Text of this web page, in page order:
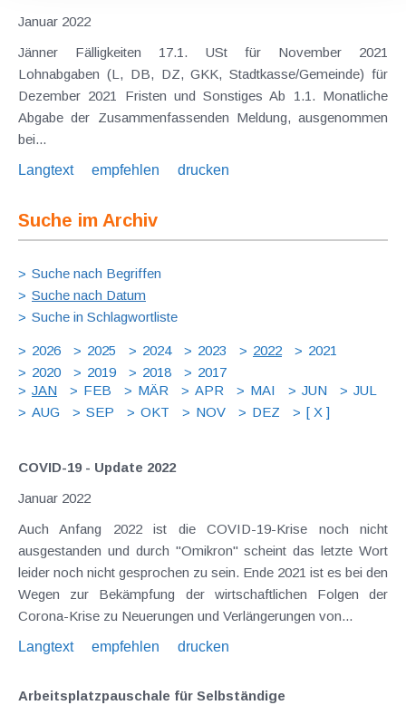
Januar 2022
Jänner Fälligkeiten 17.1. USt für November 2021
Lohnabgaben (L, DB, DZ, GKK, Stadtkasse/Gemeinde) für
Dezember 2021 Fristen und Sonstiges Ab 1.1. Monatliche
Abgabe der Zusammenfassenden Meldung, ausgenommen
bei...
Langtext
empfehlen drucken
Suche im Archiv
Suche nach Begriffen
Suche nach Datum
Suche in Schlagwortliste
2026 2025 2024 2023 2022
2021
2020
2019 2018
2017
JAN
FEB MÄR APR MAI JUN
JUL
AUG
SEP OKT NOV DEZ [ X ]
COVID-19 - Update 2022
Januar 2022
Auch Anfang 2022 ist die COVID-19-Krise noch nicht
ausgestanden und durch "Omikron" scheint das letzte Wort
leider noch nicht gesprochen zu sein. Ende 2021 ist es bei den
Wegen zur Bekämpfung der wirtschaftlichen Folgen der
Corona-Krise zu Neuerungen und Verlängerungen von...
Langtext
empfehlen drucken
Arbeitsplatzpauschale für Selbständige